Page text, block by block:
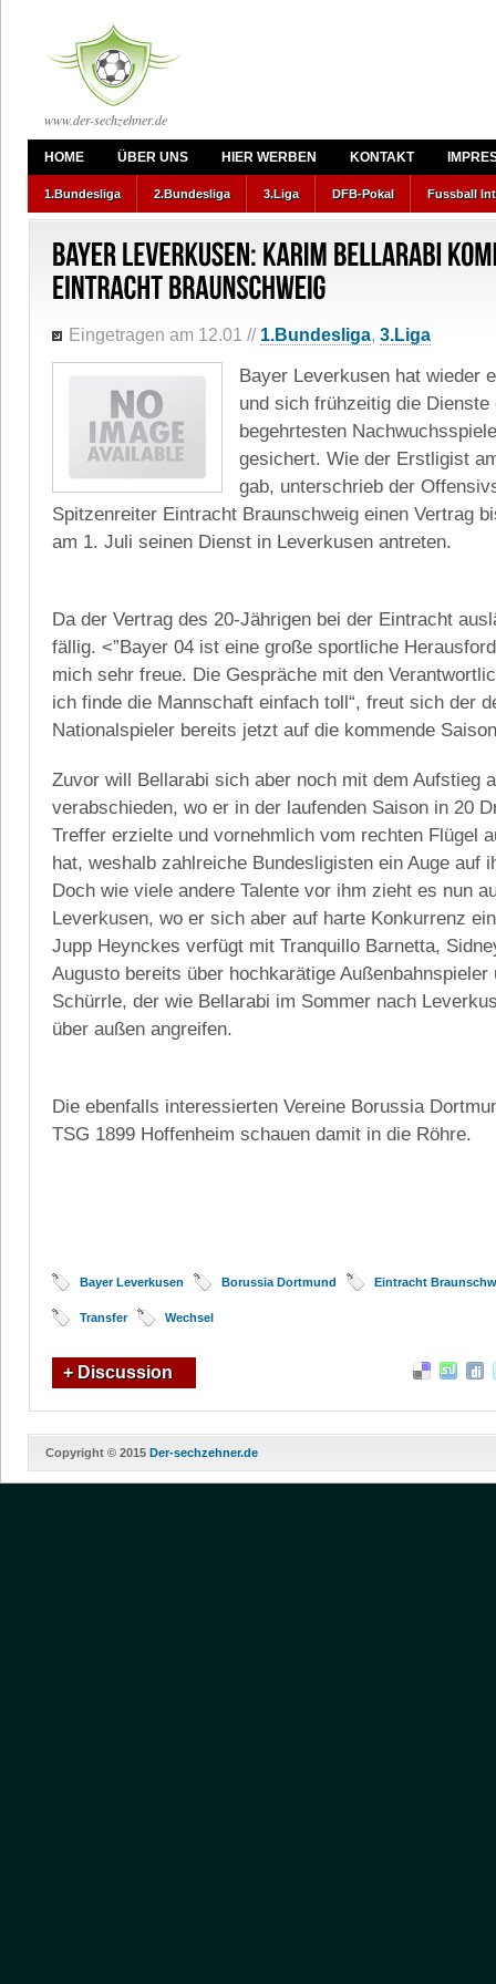
www.der-sechzehner.de
HOME ÜBER UNS HIER WERBEN KONTAKT
1.Bundesliga 2.Bundesliga 3.Liga DFB-Pokal Fussball
Eingetragen am 12.01 // 1.Bundesliga, 3.Liga
Bayer Leverkusen hat wieder
und sich frühzeitig die Dienste
begehrtesten
gesichert. Wie der Erstligist
gab, unterschrieb der
Spitzenreiter Eintracht Braunschweig einen Vertrag
am 1. Juli seinen Dienst in Leverkusen antreten.
Da der Vertrag des 20-Jährigen bei der Eintracht
fällig. <”Bayer 04 ist eine große sportliche
mich sehr freue. Die Gespräche mit den
ich finde die Mannschaft einfach toll“, freut sich der
Nationalspieler bereits jetzt auf die kommende
Zuvor will Bellarabi sich aber noch mit dem Aufstieg
verabschieden, wo er in der laufenden Saison in 20
Treffer erzielte und vornehmlich vom rechten Flügel
hat, weshalb zahlreiche Bundesligisten ein Auge auf
Doch wie viele andere Talente vor ihm zieht es nun
Leverkusen, wo er sich aber auf harte Konkurrenz
Jupp Heynckes verfügt mit Tranquillo Barnetta,
Augusto bereits über hochkarätige Außenbahnspieler
Schürrle, der wie Bellarabi im Sommer nach
über außen angreifen.
Die ebenfalls interessierten Vereine Borussia
TSG 1899 Hoffenheim schauen damit in die Röhre.
Bayer Leverkusen Borussia Dortmund Eintracht
Transfer Wechsel
+ Discussion
Copyright © 2015 Der-sechzehner.de